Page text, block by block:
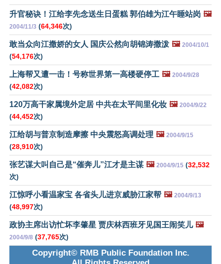
升官秘诀！江给李先念送生日蛋糕 郭伯雄为江午睡站岗 🖼️
2004/11/3 (64,346次)
敢当众向江撒娇的女人 国庆公然向胡锦涛撒泼 🖼️ 2004/10/1
(54,176次)
上海帮又遭一击！号称世界第一高楼硬停工 🖼️ 2004/9/28
(42,082次)
120万高干家属境外定居 中共在太平间里化妆 🖼️ 2004/9/22
(44,452次)
江给胡与普京制造摩擦 中央震怒高调处理 🖼️ 2004/9/15
(28,910次)
张艺谋大叫自己是“催奔儿”江才是主谋 🖼️ 2004/9/15 (32,532
次)
江惊呼小看温家宝 各省头儿进京威胁江家帮 🖼️ 2004/9/13
(48,997次)
政协主席出访忙坏李肇星 贾庆林西班牙见国王闹笑儿 🖼️
2004/9/8 (37,765次)
Copyright© RMB Public Foundation Inc.